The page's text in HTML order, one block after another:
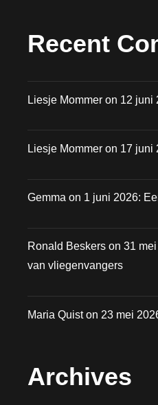
Recent
Liesje Mommer on 12 juni
Liesje Mommer on 17 juni
Gemma on 1 juni 2026:
Ronald Beskers on 31
van vliegenvangers
Maria Quiston 23 mei
Archives